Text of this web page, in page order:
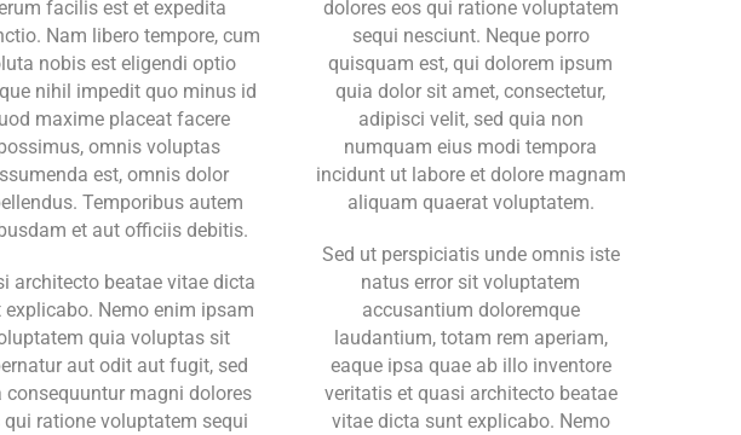
facilis est et expedita
Nam libero tempore, cum
nobis est eligendi optio
nihil impedit quo minus id
maxime placeat facere
omnis voluptas
est, omnis dolor
Temporibus autem
et aut officiis debitis.
architecto beatae vitae dicta
explicabo. Nemo enim ipsam
quia voluptas sit
aut odit aut fugit, sed
consequuntur magni dolores
qui ratione voluptatem sequi
dolores eos qui ratione voluptatem
sequi nesciunt. Neque porro
quisquam est, qui dolorem ipsum
quia dolor sit amet, consectetur,
adipisci velit, sed quia non
numquam eius modi tempora
incidunt ut labore et dolore magnam
aliquam quaerat voluptatem.
Sed ut perspiciatis unde omnis iste
natus error sit voluptatem
accusantium doloremque
laudantium, totam rem aperiam,
eaque ipsa quae ab illo inventore
veritatis et quasi architecto beatae
vitae dicta sunt explicabo. Nemo